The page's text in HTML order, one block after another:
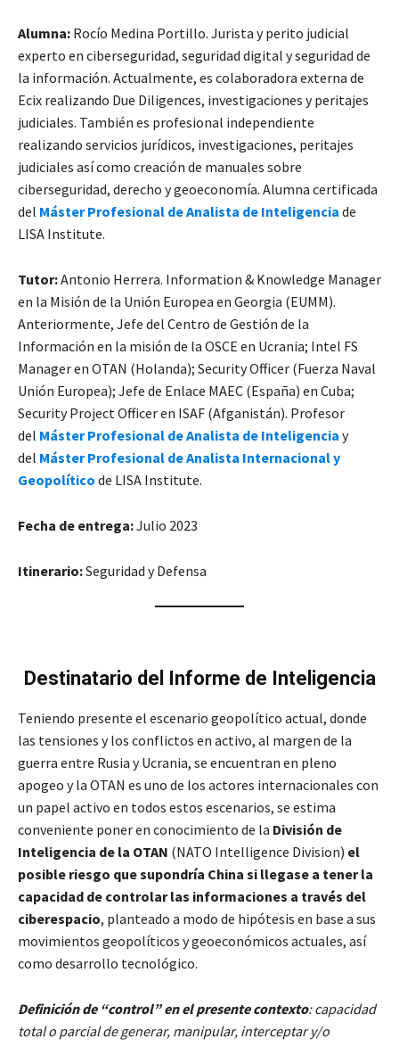
Alumna: Rocío Medina Portillo. Jurista y perito judicial
experto en ciberseguridad, seguridad digital y seguridad de
la información. Actualmente, es colaboradora externa de
Ecix realizando Due Diligences, investigaciones y peritajes
judiciales. También es profesional independiente
realizando servicios jurídicos, investigaciones, peritajes
judiciales así como creación de manuales sobre
ciberseguridad, derecho y geoeconomía. Alumna certificada
del Máster Profesional de Analista de Inteligencia de
LISA Institute.
Tutor:Antonio Herrera. Information & Knowledge Manager
en la Misión de la Unión Europea en Georgia (EUMM).
Anteriormente, Jefe del Centro de Gestión de la
Información en la misión de la OSCE en Ucrania; Intel FS
Manager en OTAN (Holanda); Security Officer (Fuerza Naval
Unión Europea); Jefe de Enlace MAEC (España) en Cuba;
Security Project Officer en ISAF (Afganistán). Profesor
del Máster Profesional de Analista de Inteligencia y
del Máster Profesional de Analista Internacional y
Geopolítico de LISA Institute.
Fecha de entrega:Julio 2023
Itinerario:Seguridad y Defensa
Destinatario del Informe de Inteligencia
Teniendo presente el escenario geopolítico actual, donde
las tensiones y los conflictos en activo, al margen de la
guerra entre Rusia y Ucrania, se encuentran en pleno
apogeo y la OTAN es uno de los actores internacionales con
un papel activo en todos estos escenarios, se estima
conveniente poner en conocimiento de la División de
Inteligencia de la OTAN (NATO Intelligence Division) el
posible riesgo que supondría China si llegase a tener la
capacidad de controlar las informaciones a través del
ciberespacio, planteado a modo de hipótesis en base a sus
movimientos geopolíticos y geoeconómicos actuales, así
como desarrollo tecnológico.
Definición de “control” en el presente contexto: capacidad
total o parcial de generar, manipular, interceptar y/o